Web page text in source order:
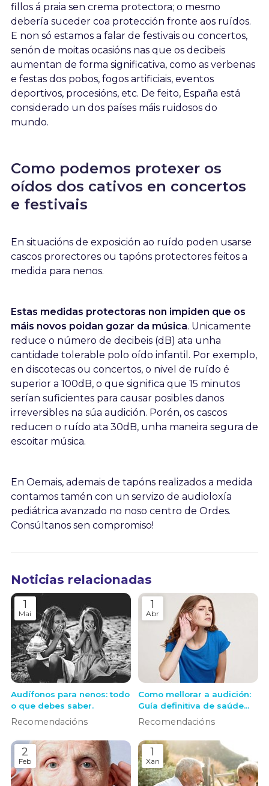
fillos á praia sen crema protectora; o mesmo
debería suceder coa protección fronte aos ruídos.
E non só estamos a falar de festivais ou concertos,
senón de moitas ocasións nas que os decibeis
aumentan de forma significativa, como as verbenas
e festas dos pobos, fogos artificiais, eventos
deportivos, procesións, etc. De feito, España está
considerado un dos países máis ruidosos do
mundo.
Como podemos protexer os
oídos dos cativos en concertos
e festivais
En situacións de exposición ao ruído poden usarse
cascos prorectores ou tapóns protectores feitos a
medida para nenos.
Estas medidas protectoras non impiden que os
máis novos poidan gozar da música. Unicamente
reduce o número de decibeis (dB) ata unha
cantidade tolerable polo oído infantil. Por exemplo,
en discotecas ou concertos, o nivel de ruído é
superior a 100dB, o que significa que 15 minutos
serían suficientes para causar posibles danos
irreversibles na súa audición. Porén, os cascos
reducen o ruído ata 30dB, unha maneira segura de
escoitar música.
En Oemais, ademais de tapóns realizados a medida
contamos tamén con un servizo de audioloxía
pediátrica avanzado no noso centro de Ordes.
Consúltanos sen compromiso!
Noticias relacionadas
1
Mai
Audífonos para nenos: todo
o que debes saber.
Recomendacións
1
Abr
Como mellorar a audición:
Guía definitiva de saúde
auditiva e solucións
Recomendacións
2
Feb
1
Xan